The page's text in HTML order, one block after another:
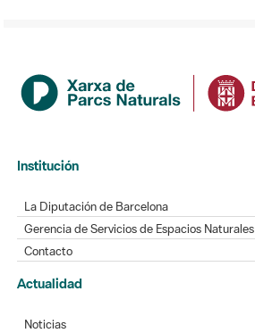
Institución
La Diputación de Barcelona
Gerencia de Servicios de Espacios Naturales
Contacto
Actualidad
Noticias